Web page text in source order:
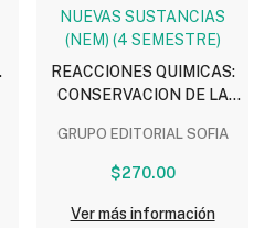
REACCIONES QUIMICAS:
CONSERVACION DE LA
FORMACION DE NUEVAS
SUSTANCIAS (NEM) (4
GRUPO EDITORIAL SOFIA
$270.00
Ver más información